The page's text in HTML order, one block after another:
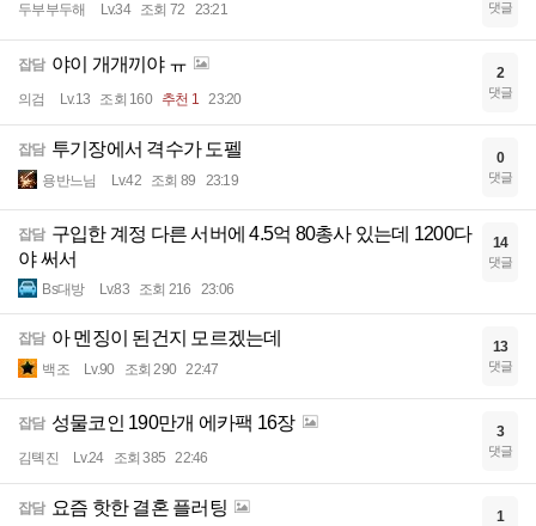
두부부두해 Lv.34 조회 72 23:21 댓글
잡담 야이 개개끼야 ㅠ
의검 Lv.13 조회 160 추천 1 23:20
2
댓글
잡담 투기장에서 격수가 도펠
용반느님 Lv.42 조회 89 23:19
0
댓글
잡담 구입한 계정 다른 서버에 4.5억 80총사 있는데 1200다
야 써서
Bs대방 Lv.83 조회 216 23:06
14
댓글
잡담 아 멘징이 된건지 모르겠는데
백조 Lv.90 조회 290 22:47
13
댓글
잡담 성물코인 190만개 에카팩 16장
김톅진 Lv.24 조회 385 22:46
3
댓글
잡담 요즘 핫한 결혼 플러팅 1